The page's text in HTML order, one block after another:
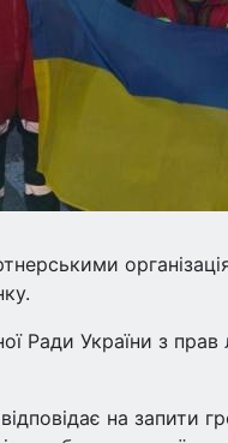
Ради України з
на запити